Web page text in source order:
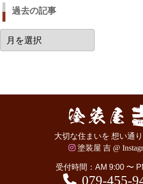
過去の記事
去
大切な住まいを 想い通
塗装屋 吉 @
受付時間：AM 9:00 〜
079-455-